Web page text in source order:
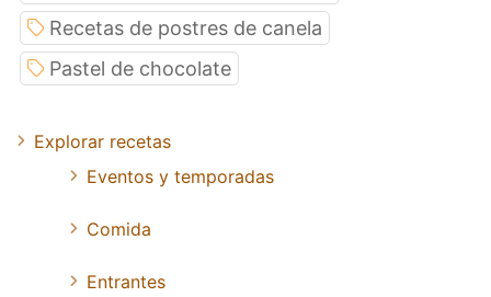
Recetas de postres de canela
Pastel de chocolate
Explorar recetas
Eventos y temporadas
Comida
Entrantes